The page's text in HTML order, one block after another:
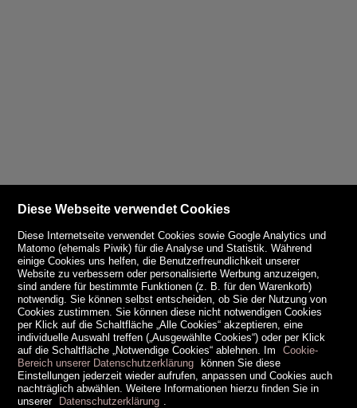
Diese Webseite verwendet Cookies
Diese Internetseite verwendet Cookies sowie Google Analytics und
Matomo (ehemals Piwik) für die Analyse und Statistik. Während
einige Cookies uns helfen, die Benutzerfreundlichkeit unserer
Website zu verbessern oder personalisierte Werbung anzuzeigen,
sind andere für bestimmte Funktionen (z. B. für den Warenkorb)
notwendig. Sie können selbst entscheiden, ob Sie der Nutzung von
Cookies zustimmen. Sie können diese nicht notwendigen Cookies
per Klick auf die Schaltfläche „Alle Cookies“ akzeptieren, eine
individuelle Auswahl treffen („Ausgewählte Cookies“) oder per Klick
auf die Schaltfläche „Notwendige Cookies“ ablehnen. Im
Cookie-
Bereich unserer Datenschutzerklärung können Sie diese
Einstellungen jederzeit wieder aufrufen, anpassen und Cookies auch
nachträglich abwählen. Weitere Informationen hierzu finden Sie in
unserer Datenschutzerklärung